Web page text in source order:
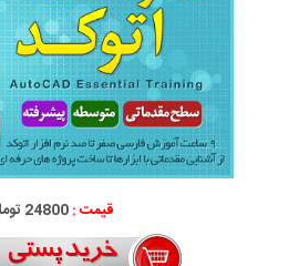
قیمت :24800 تومان